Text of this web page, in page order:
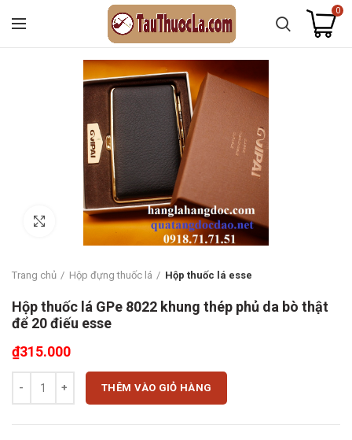
0
Click to enlarge
Trang chủ Hộp đựng thuốc lá Hộp thuốc lá esse
Hộp thuốc lá GPe 8022 khung thép phủ da bò thật
để 20 điếu esse
₫315.000
Hộp thuốc lá GPe 8022 khung thép phủ da bò thật để 20 điếu esse số
THÊM VÀO GIỎ HÀNG